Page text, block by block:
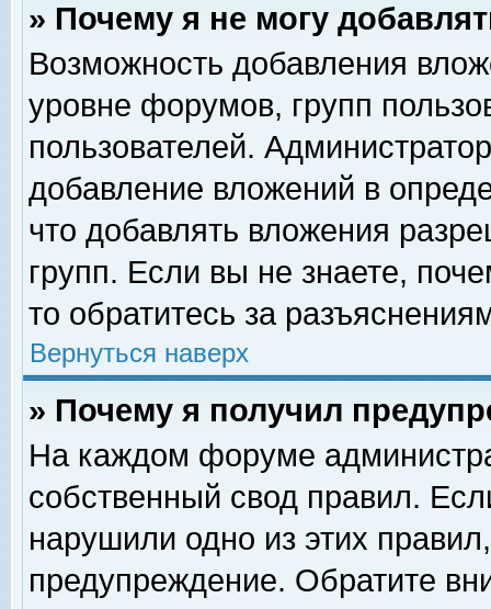
» Почему я не могу
Возможность добавления
уровне форумов, групп
пользователей.
добавление вложений в
что добавлять вложения
групп. Если вы не знаете,
то обратитесь за
Вернуться наверх
» Почему я получил
На каждом форуме
собственный свод правил.
нарушили одно из этих
предупреждение. Обратите